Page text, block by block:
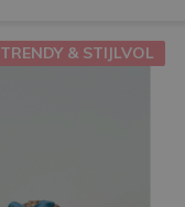
TRENDY & STIJLVOL